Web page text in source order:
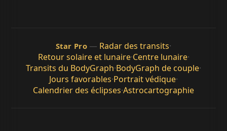
Star Pro — Radar des transits·
Retour solaire et lunaire·Centre lunaire·
Transits du BodyGraph·BodyGraph de couple·
Jours favorables·Portrait védique·
Calendrier des éclipses·Astrocartographie